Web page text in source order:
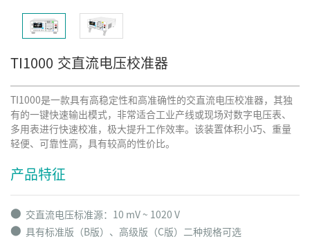
TI1000 交直流电压校准器
TI1000是一款具有高稳定性和高准确性的交直流电压校准器，其独
有的一键快速输出模式，非常适合工业产线或现场对数字电压表、
多用表进行快速校准，极大提升工作效率。该装置体积小巧、重量
轻便、可靠性高，具有较高的性价比。
产品特征
⬤ 交直流电压标准源：10 mV ~ 1020 V
⬤
具有标准版（B版）、高级版（C版）二种规格可选